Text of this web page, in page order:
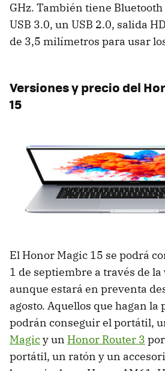
GHz. También tiene Bluetooth
USB 3.0, un USB 2.0, salida
de 3,5 milímetros para usar
Versiones y precio del
15
El Honor Magic 15 se podrá
1 de septiembre a través de la
aunque estará en preventa
agosto. Aquellos que hagan la
podrán conseguir el portátil,
Magicy un Honor Router 3 por
portátil, un ratón y un